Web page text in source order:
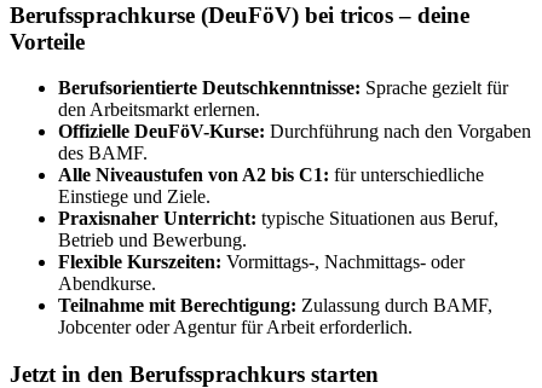
Berufssprachkurse (DeuFöV) bei tricos – deine
Vorteile
Berufsorientierte Deutschkenntnisse: Sprache gezielt für
den Arbeitsmarkt erlernen.
Offizielle DeuFöV-Kurse: Durchführung nach den Vorgaben
des BAMF.
Alle Niveaustufen von A2 bis C1: für unterschiedliche
Einstiege und Ziele.
Praxisnaher Unterricht: typische Situationen aus Beruf,
Betrieb und Bewerbung.
Flexible Kurszeiten: Vormittags-, Nachmittags- oder
Abendkurse.
Teilnahme mit Berechtigung: Zulassung durch BAMF,
Jobcenter oder Agentur für Arbeit erforderlich.
Jetzt in den Berufssprachkurs starten